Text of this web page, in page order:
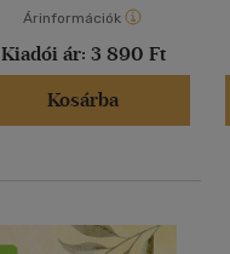
Árinformációk
Kiadói ár: 3 890 Ft
Kosárba